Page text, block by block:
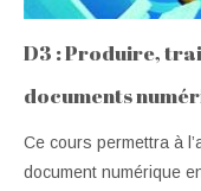
D3 : Produire,
documents
Ce cours permettra à
document numérique